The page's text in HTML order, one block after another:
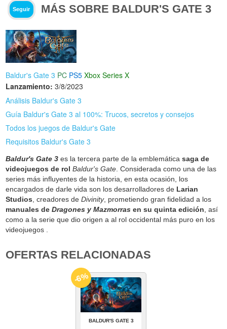
Seguir MÁS SOBRE BALDUR'S GATE 3
Baldur's Gate 3 PC PS5 Xbox Series X
Lanzamiento: 3/8/2023
Análisis Baldur's Gate 3
Guía Baldur's Gate 3 al 100%: Trucos, secretos y consejos
Todos los juegos de Baldur's Gate
Requisitos Baldur's Gate 3
Baldur's Gate 3 es la tercera parte de la emblemáticasaga de
videojuegos de rol Baldur's Gate . Considerada como una de las
series más influyentes de la historia, en esta ocasión, los
encargados de darle vida son los desarrolladores de Larian
Studios , creadores deDivinity, prometiendo gran fidelidad a los
manuales deDragones y Mazmorras en su quinta edición , así
como a la serie que dio origen a al rol occidental más puro en los
videojuegos .
OFERTAS RELACIONADAS
BALDUR'S GATE 3
-6%